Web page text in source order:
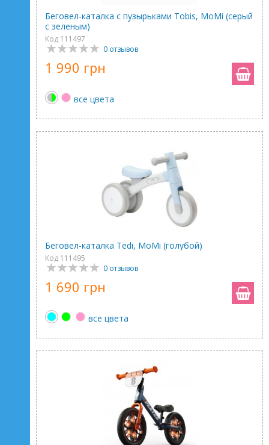
Беговел-каталка с пузырьками Tobis, MoMi (серый
с зеленым)
Код 111497
0 отзывов
1 990 грн
все цвета
Беговел-каталка Tedi, MoMi (голубой)
Код 111495
0 отзывов
1 690 грн
все цвета